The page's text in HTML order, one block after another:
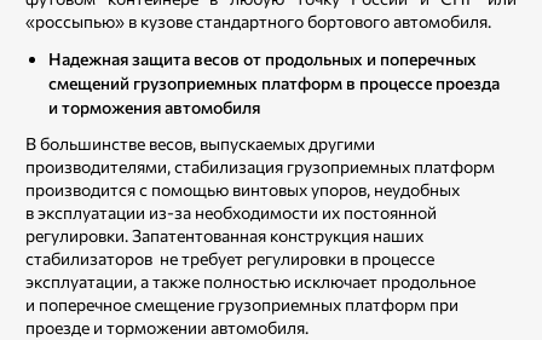
«россыпью» в кузове стандартного бортового автомобиля.
Надежная защита весов от продольных и поперечных
смещений грузоприемных платформ в процессе проезда
и торможения автомобиля
В большинстве весов, выпускаемых другими
производителями, стабилизация грузоприемных платформ
производится с помощью винтовых упоров, неудобных
в эксплуатации из-за необходимости их постоянной
регулировки. Запатентованная конструкция наших
стабилизаторов не требует регулировки в процессе
эксплуатации, а также полностью исключает продольное
и поперечное смещение грузоприемных платформ при
проезде и торможении автомобиля.